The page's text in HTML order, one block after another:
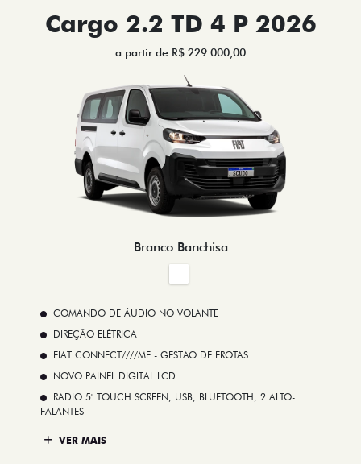
Cargo 2.2 TD 4 P 2026
a partir de R$ 229.000,00
Branco Banchisa
COMANDO DE ÁUDIO NO VOLANTE
DIREÇÃO ELÉTRICA
FIAT CONNECT////ME - GESTAO DE FROTAS
NOVO PAINEL DIGITAL LCD
RADIO 5" TOUCH SCREEN, USB, BLUETOOTH, 2 ALTO-
FALANTES
VER MAIS